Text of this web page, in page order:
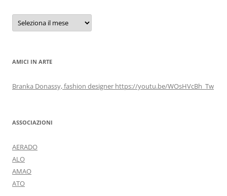
Archivi
AMICI IN ARTE
Branka Donassy, fashion designer https://youtu.be/WOsHVcBh_Tw
ASSOCIAZIONI
AERADO
ALO
AMAO
ATO